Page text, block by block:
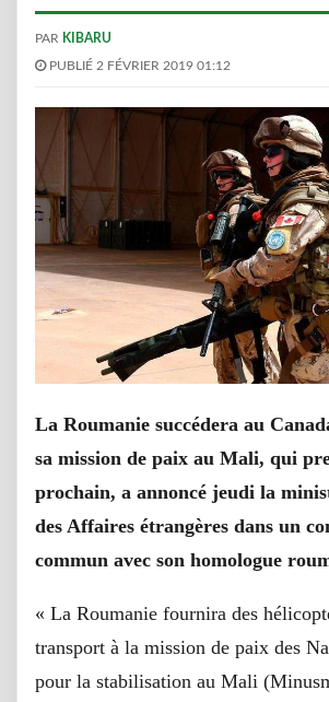
PAR KIBARU
PUBLIÉ 2 FÉVRIER 2019 01:12
La Roumanie succédera au
sa mission de paix au Mali, qui
prochain, a annoncé jeudi la
des Affaires étrangères dans un
commun avec son homologue
« La Roumanie fournira des
transport à la mission de paix des
pour la stabilisation au Mali